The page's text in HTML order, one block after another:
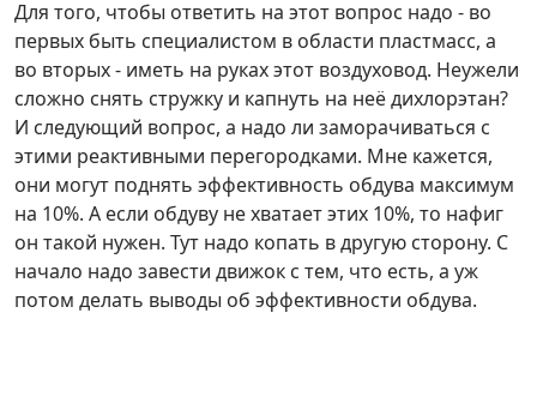
Для того, чтобы ответить на этот вопрос надо - во
первых быть специалистом в области пластмасс, а
во вторых - иметь на руках этот воздуховод. Неужели
сложно снять стружку и капнуть на неё дихлорэтан?
И следующий вопрос, а надо ли заморачиваться с
этими реактивными перегородками. Мне кажется,
они могут поднять эффективность обдува максимум
на 10%. А если обдуву не хватает этих 10%, то нафиг
он такой нужен. Тут надо копать в другую сторону. С
начало надо завести движок с тем, что есть, а уж
потом делать выводы об эффективности обдува.